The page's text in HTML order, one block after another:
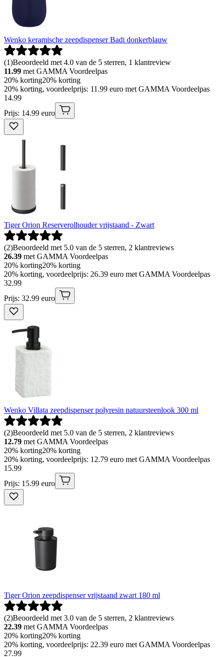
Wenko keramische zeepdispenser Badi donkerblauw
(1)Beoordeeld met 4.0 van de 5 sterren, 1 klantreview
11.99 met GAMMA Voordeelpas
20% korting20% korting
20% korting, voordeelprijs: 11.99 euro met GAMMA Voordeelpas
14.99
Prijs: 14.99 euro
Tiger Orion Reserverolhouder vrijstaand - Zwart
(2)Beoordeeld met 5.0 van de 5 sterren, 2 klantreviews
26.39 met GAMMA Voordeelpas
20% korting20% korting
20% korting, voordeelprijs: 26.39 euro met GAMMA Voordeelpas
32.99
Prijs: 32.99 euro
Wenko Villata zeepdispenser polyresin natuursteenlook 300 ml
(2)Beoordeeld met 5.0 van de 5 sterren, 2 klantreviews
12.79 met GAMMA Voordeelpas
20% korting20% korting
20% korting, voordeelprijs: 12.79 euro met GAMMA Voordeelpas
15.99
Prijs: 15.99 euro
Tiger Orion zeepdispenser vrijstaand zwart 180 ml
(2)Beoordeeld met 3.0 van de 5 sterren, 2 klantreviews
22.39 met GAMMA Voordeelpas
20% korting20% korting
20% korting, voordeelprijs: 22.39 euro met GAMMA Voordeelpas
27.99